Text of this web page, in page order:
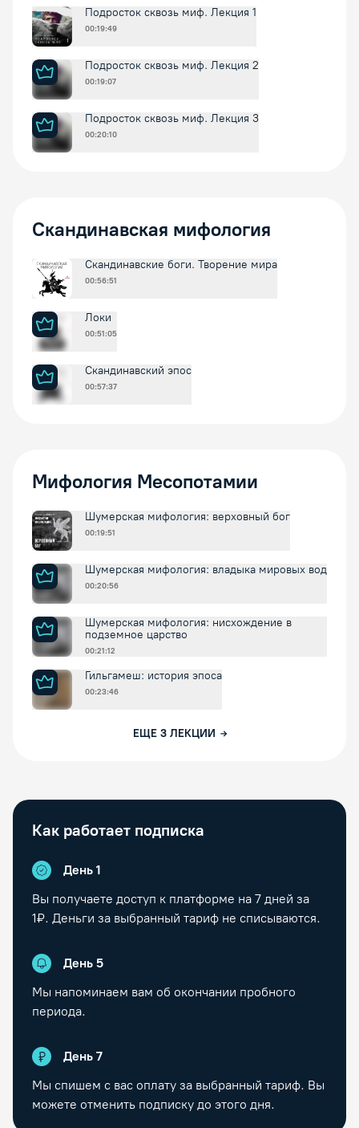
Подросток сквозь миф. Лекция 1
00:19:49
Подросток сквозь миф. Лекция 2
00:19:07
Подросток сквозь миф. Лекция 3
00:20:10
Скандинавская мифология
Скандинавские боги. Творение мира
00:56:51
Локи
00:51:05
Скандинавский эпос
00:57:37
Мифология Месопотамии
Шумерская мифология: верховный бог
00:19:51
Шумерская мифология: владыка мировых вод
00:20:56
Шумерская мифология: нисхождение в
подземное царство
00:21:12
Гильгамеш: история эпоса
00:23:46
ЕЩЕ 3 ЛЕКЦИИ
Как работает подписка
День 1
Вы получаете доступ к платформе на 7 дней за
1₽. Деньги за выбранный тариф не списываются.
День 5
Мы напоминаем вам об окончании пробного
периода.
День 7
Мы спишем с вас оплату за выбранный тариф. Вы
можете отменить подписку до этого дня.